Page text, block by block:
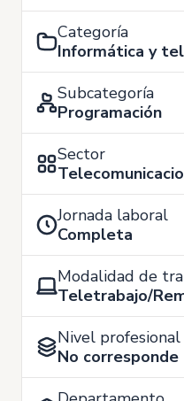
Categoría
Informática y
Subcategoría
Programación
Sector
Jornada laboral
Completa
Modalidad de
Teletrabajo/
Nivel profesional
No corresponde